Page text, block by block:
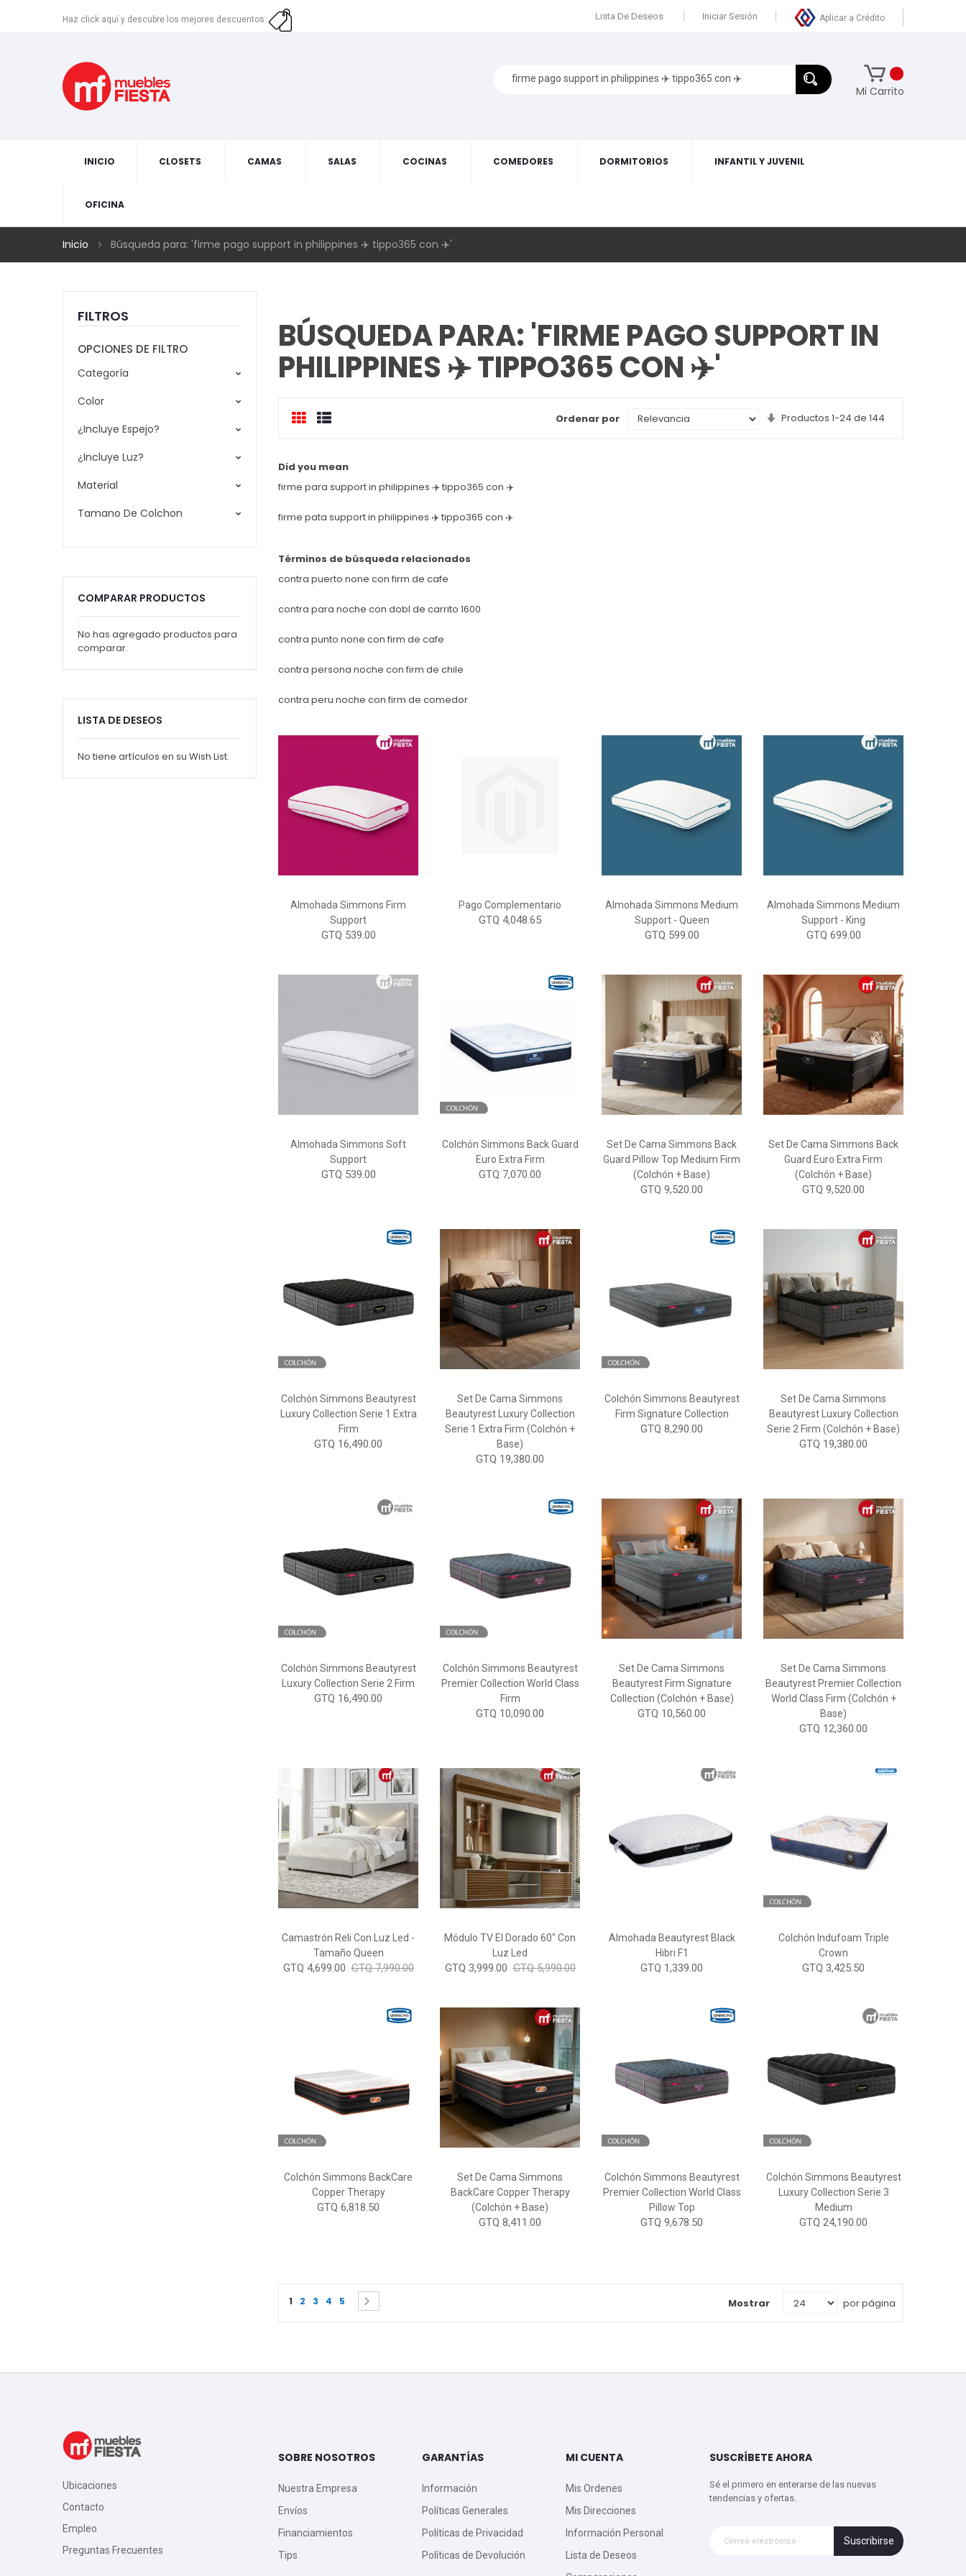
Haz click aquí y descubre los mejores descuentos Aplicar a Crédito
Lista De Deseos Iniciar Sesión
Mi Carrito
INICIO CLOSETS CAMAS SALAS COCINAS COMEDORES DORMITORIOS INFANTIL Y JUVENIL
OFICINA
Inicio Búsqueda para: 'firme pago support in philippines ✈️ tippo365 con ✈️'
BÚSQUEDA PARA: 'FIRME PAGO SUPPORT IN
PHILIPPINES ✈️ TIPPO365 CON ✈️'
Ver
Cuadrícula
Estilizado
Productos 1-24 de 144
Ordenar por
Set
Did you mean
firme para support in philippines ✈️ tippo365 con ✈️
firme pata support in philippines ✈️ tippo365 con ✈️
Términos de búsqueda relacionados
contra puerto none con firm de cafe
contra para noche con dobl de carrito 1600
contra punto none con firm de cafe
contra persona noche con firm de chile
contra peru noche con firm de comedor
Almohada Simmons Firm
Support
GTQ 539.00
Pago Complementario
GTQ 4,048.65
Almohada Simmons Medium
Support - Queen
GTQ 599.00
Almohada Simmons Medium
Support - King
GTQ 699.00
Almohada Simmons Soft
Support
GTQ 539.00
Colchón Simmons Back Guard
Euro Extra Firm
GTQ 7,070.00
Set De Cama Simmons Back
Guard Pillow Top Medium Firm
(Colchón + Base)
GTQ 9,520.00
Set De Cama Simmons Back
Guard Euro Extra Firm
(Colchón + Base)
GTQ 9,520.00
Colchón Simmons Beautyrest
Luxury Collection Serie 1 Extra
Firm
GTQ 16,490.00
Set De Cama Simmons
Beautyrest Luxury Collection
Serie 1 Extra Firm (Colchón +
Base)
GTQ 19,380.00
Colchón Simmons Beautyrest
Firm Signature Collection
GTQ 8,290.00
Set De Cama Simmons
Beautyrest Luxury Collection
Serie 2 Firm (Colchón + Base)
GTQ 19,380.00
Colchón Simmons Beautyrest
Luxury Collection Serie 2 Firm
GTQ 16,490.00
Colchón Simmons Beautyrest
Premier Collection World Class
Firm
GTQ 10,090.00
Set De Cama Simmons
Beautyrest Firm Signature
Collection (Colchón + Base)
GTQ 10,560.00
Set De Cama Simmons
Beautyrest Premier Collection
World Class Firm (Colchón +
Base)
GTQ 12,360.00
Camastrón Reli Con Luz Led -
Tamaño Queen
GTQ 4,699.00 GTQ 7,990.00
Módulo TV El Dorado 60" Con
Luz Led
GTQ 3,999.00 GTQ 5,990.00
Almohada Beautyrest Black
Hibri F1
GTQ 1,339.00
Colchón Indufoam Triple
Crown
GTQ 3,425.50
Colchón Simmons BackCare
Copper Therapy
GTQ 6,818.50
Set De Cama Simmons
BackCare Copper Therapy
(Colchón + Base)
GTQ 8,411.00
Colchón Simmons Beautyrest
Premier Collection World Class
Pillow Top
GTQ 9,678.50
Colchón Simmons Beautyrest
Luxury Collection Serie 3
Medium
GTQ 24,190.00
Page
You're currently reading page
1 Page
2 Page
3 Page
4 Page
5 Page
Mostrar por página
FILTROS
OPCIONES DE FILTRO
Categoría
Color
¿Incluye Espejo?
¿Incluye Luz?
Material
Tamano De Colchon
COMPARAR PRODUCTOS
No has agregado productos para
comparar.
LISTA DE DESEOS
No tiene artículos en su Wish List.
Ubicaciones
Contacto
Empleo
Preguntas Frecuentes
SOBRE NOSOTROS
Nuestra Empresa
Envíos
Financiamientos
Tips
GARANTÍAS
Información
Políticas Generales
Políticas de Privacidad
Políticas de Devolución
MI CUENTA
Mis Ordenes
Mis Direcciones
Información Personal
Lista de Deseos
SUSCRÍBETE AHORA
Sé el primero en enterarse de las nuevas
tendencias y ofertas.
Suscribirse